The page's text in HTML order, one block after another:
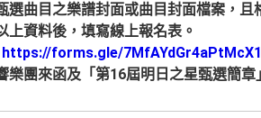
選曲目之樂譜封面或曲目封面檔案，且
上資料後，填寫線上報名表。
https://forms.gle/
樂團來函及「第16屆明日之星甄選簡章